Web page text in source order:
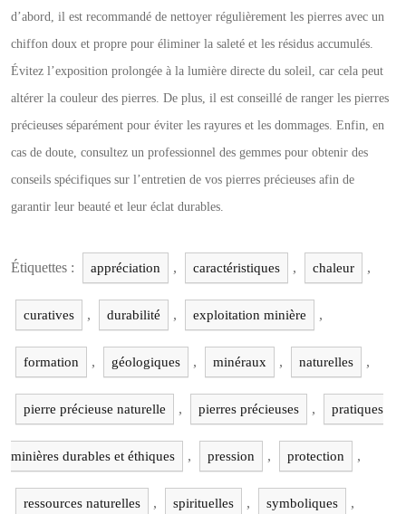
d’abord, il est recommandé de nettoyer régulièrement les pierres avec un
chiffon doux et propre pour éliminer la saleté et les résidus accumulés.
Évitez l’exposition prolongée à la lumière directe du soleil, car cela peut
altérer la couleur des pierres. De plus, il est conseillé de ranger les pierres
précieuses séparément pour éviter les rayures et les dommages. Enfin, en
cas de doute, consultez un professionnel des gemmes pour obtenir des
conseils spécifiques sur l’entretien de vos pierres précieuses afin de
garantir leur beauté et leur éclat durables.
Étiquettes : appréciation , caractéristiques , chaleur ,
curatives , durabilité , exploitation minière ,
formation , géologiques , minéraux , naturelles ,
pierre précieuse naturelle , pierres précieuses , pratiques
minières durables et éthiques , pression , protection ,
ressources naturelles , spirituelles , symboliques ,